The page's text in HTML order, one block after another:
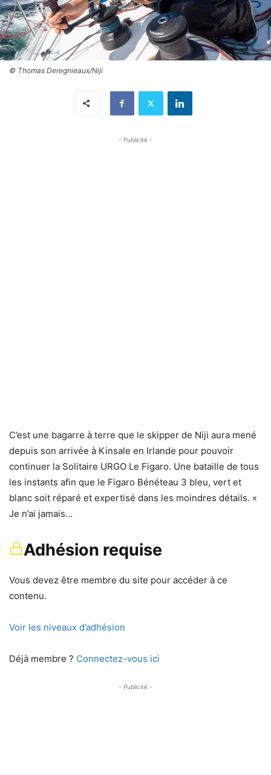
© Thomas Deregnieaux/Niji
- Publicité -
C’est une bagarre à terre que le skipper de Niji aura mené
depuis son arrivée à Kinsale en Irlande pour pouvoir
continuer la Solitaire URGO Le Figaro. Une bataille de tous
les instants afin que le Figaro Bénéteau 3 bleu, vert et
blanc soit réparé et expertisé dans les moindres détails. «
Je n’ai jamais…
Adhésion requise
Vous devez être membre du site pour accéder à ce
contenu.
Voir les niveaux d’adhésion
Déjà membre ? Connectez-vous ici
- Publicité -